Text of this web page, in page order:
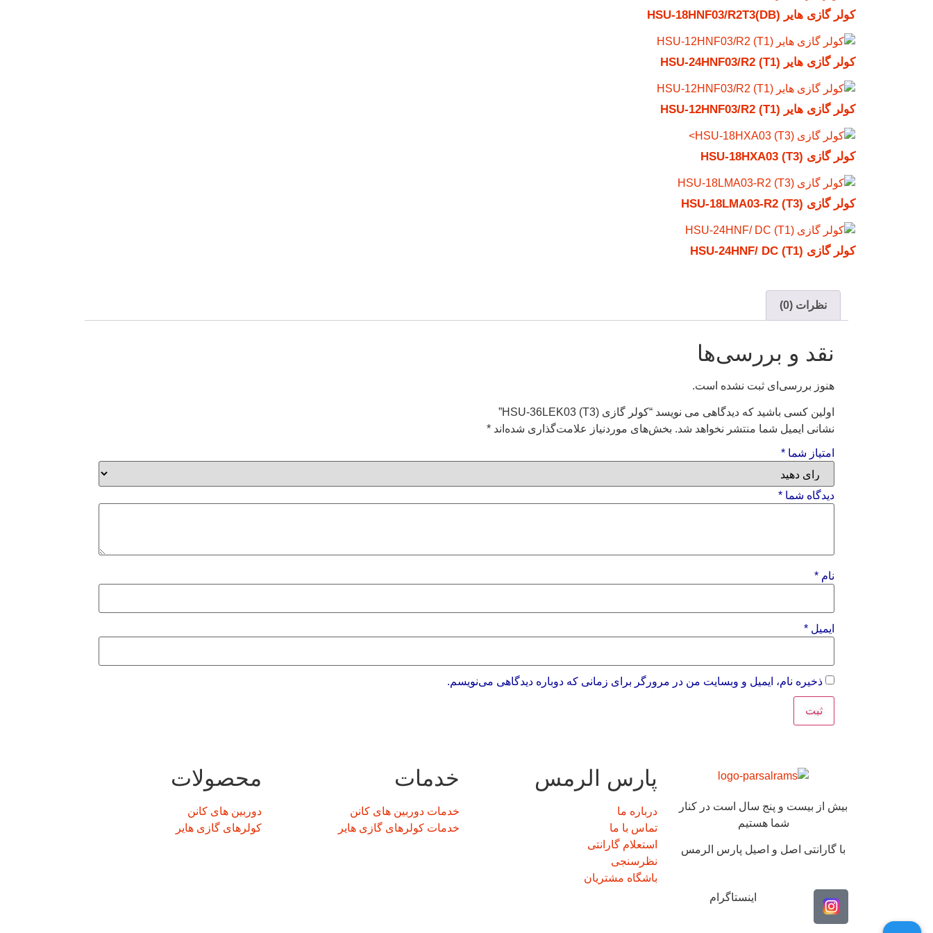
کولر گازی هایر HSU-18HNF03/R2T3(DB)
کولر گازی هایر HSU-24HNF03/R2 (T1)
کولر گازی هایر HSU-12HNF03/R2 (T1)
کولر گازی HSU-18HXA03 (T3)
کولر گازی HSU-18LMA03-R2 (T3)
کولر گازی HSU-24HNF/ DC (T1)
نظرات (0)
نقد و بررسی‌ها
هنوز بررسی‌ای ثبت نشده است.
اولین کسی باشید که دیدگاهی می نویسد “کولر گازی HSU-36LEK03 (T3)”
نشانی ایمیل شما منتشر نخواهد شد. بخش‌های موردنیاز علامت‌گذاری شده‌اند *
امتیاز شما *
دیدگاه شما *
نام *
ایمیل *
ذخیره نام، ایمیل و وبسایت من در مرورگر برای زمانی که دوباره دیدگاهی می‌نویسم.
بیش از بیست و پنج سال است در کنار
شما هستیم
با گارانتی اصل و اصیل پارس الرمس
اینستاگرام
پارس الرمس
درباره ما
تماس با ما
استعلام گارانتی
نظرسنجی
باشگاه مشتریان
خدمات
خدمات دوربین های کانن
خدمات کولرهای گازی هایر
محصولات
دوربین های کانن
کولرهای گازی هایر